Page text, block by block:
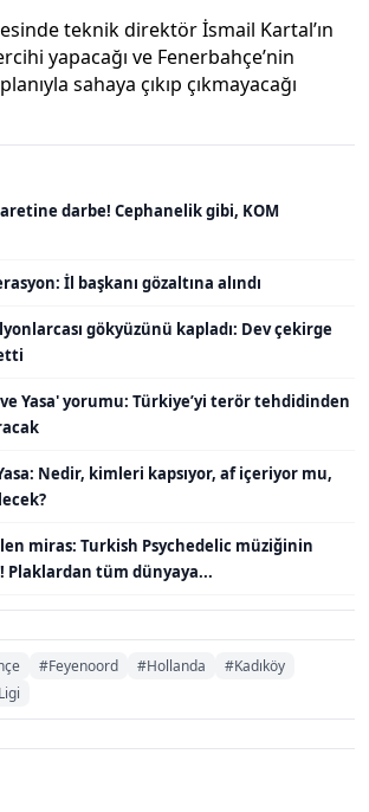
teknik direktör İsmail Kartal’ın
yapacağı ve Fenerbahçe’nin
sahaya çıkıp çıkmayacağı
darbe! Cephanelik gibi, KOM
İl başkanı gözaltına alındı
gökyüzünü kapladı: Dev çekirge
Yasa' yorumu: Türkiye’yi terör tehdidinden
Nedir, kimleri kapsıyor, af içeriyor mu,
miras: Turkish Psychedelic müziğinin
Plaklardan tüm dünyaya...
#Feyenoord #Hollanda
#Kadıköy